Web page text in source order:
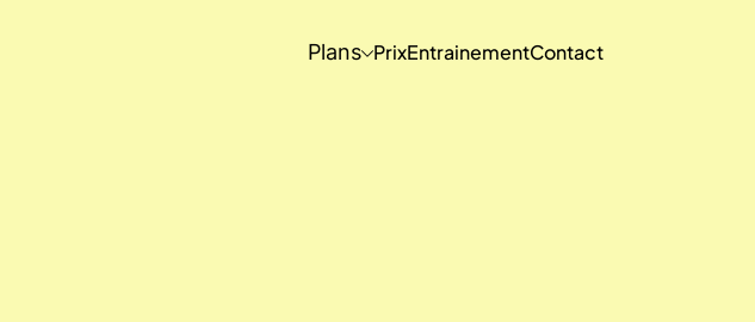
Plans PrixEntrainementContact